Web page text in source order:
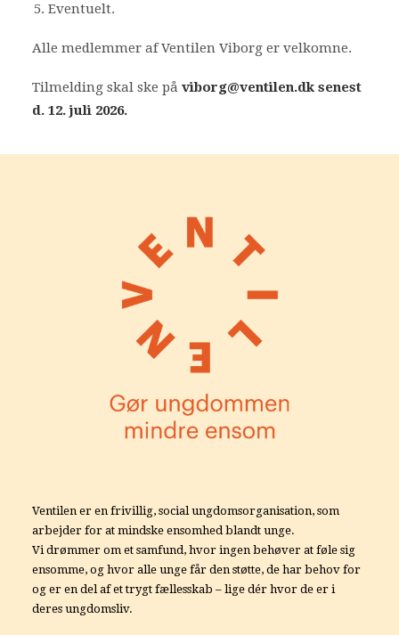
Eventuelt.
Alle medlemmer af Ventilen Viborg er velkomne.
Tilmelding skal ske på viborg@ventilen.dk senest
d. 12. juli 2026.
Ventilen er en frivillig, social ungdomsorganisation, som
arbejder for at mindske ensomhed blandt unge.
Vi drømmer om et samfund, hvor ingen behøver at føle sig
ensomme, og hvor alle unge får den støtte, de har behov for
og er en del af et trygt fællesskab – lige dér hvor de er i
deres ungdomsliv.